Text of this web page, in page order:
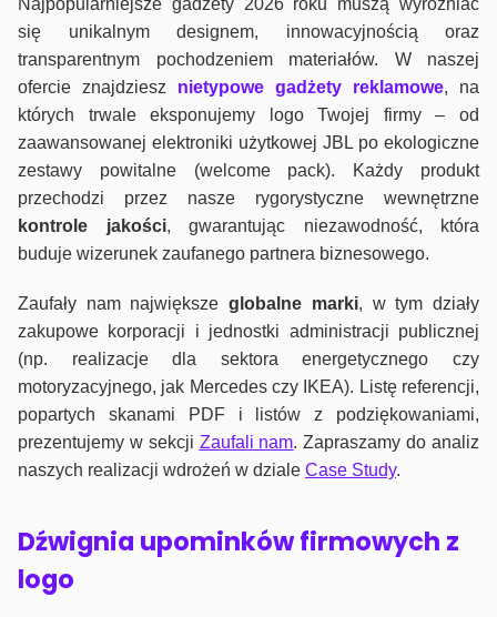
się unikalnym designem, innowacyjnością oraz
transparentnym pochodzeniem materiałów. W naszej
ofercie znajdziesz nietypowe gadżety reklamowe, na
których trwale eksponujemy logo Twojej firmy – od
zaawansowanej elektroniki użytkowej JBL po ekologiczne
zestawy powitalne (welcome pack). Każdy produkt
przechodzi przez nasze rygorystyczne wewnętrzne
kontrole jakości, gwarantując niezawodność, która
buduje wizerunek zaufanego partnera biznesowego.
Zaufały nam największeglobalne marki, w tym działy
zakupowe korporacji i jednostki administracji publicznej
(np. realizacje dla sektora energetycznego czy
motoryzacyjnego, jak Mercedes czy IKEA). Listę referencji,
popartych skanami PDF i listów z podziękowaniami,
prezentujemy w sekcji Zaufali nam. Zapraszamy do analiz
naszych realizacji wdrożeń w dziale Case Study.
Dźwignia upominków firmowych z
logo